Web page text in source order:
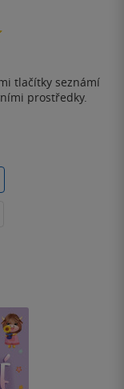
tlačítky seznámí
prostředky.